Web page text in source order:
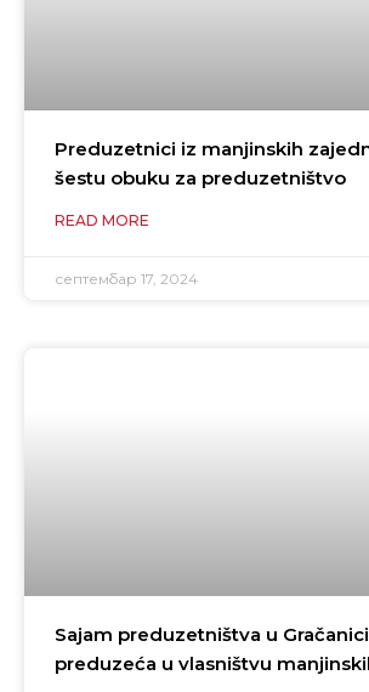
Preduzetnici iz manjinskih
šestu obuku za preduzetništvo
READ MORE
септембар 17, 2024
Sajam preduzetništva u
preduzeća u vlasništvu